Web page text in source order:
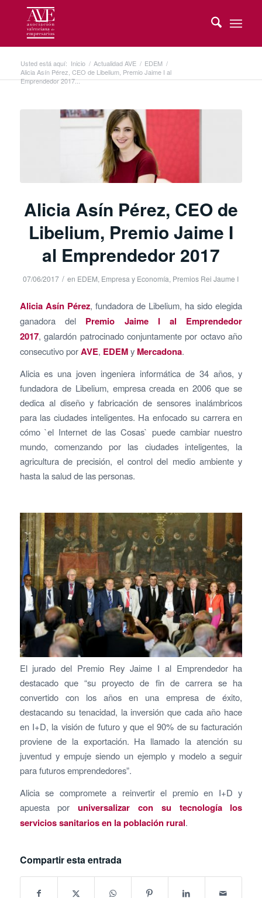
Usted está aquí: Inicio / Actualidad AVE / EDEM /
Alicia Asín Pérez, CEO de Libelium, Premio Jaime I al
Emprendedor 2017...
Alicia Asín Pérez, CEO de
Libelium, Premio Jaime I
al Emprendedor 2017
07/06/2017 / en EDEM, Empresa y Economía, Premios Rei Jaume I
Alicia Asín Pérez, fundadora de Libelium, ha sido elegida
ganadora del Premio Jaime I al Emprendedor
2017, galardón patrocinado conjuntamente por octavo año
consecutivo porAVE, EDEMy Mercadona.
Alicia es una joven ingeniera informática de 34 años, y
fundadora de Libelium, empresa creada en 2006 que se
dedica al diseño y fabricación de sensores inalámbricos
para las ciudades inteligentes. Ha enfocado su carrera en
cómo `el Internet de las Cosas` puede cambiar nuestro
mundo, comenzando por las ciudades inteligentes, la
agricultura de precisión, el control del medio ambiente y
hasta la salud de las personas.
El jurado del Premio Rey Jaime I al Emprendedor ha
destacado que “su proyecto de fin de carrera se ha
convertido con los años en una empresa de éxito,
destacando su tenacidad, la inversión que cada año hace
en I+D, la visión de futuro y que el 90% de su facturación
proviene de la exportación. Ha llamado la atención su
juventud y empuje siendo un ejemplo y modelo a seguir
para futuros emprendedores”.
Alicia se compromete a reinvertir el premio en I+D y
apuesta poruniversalizar con su tecnología los
servicios sanitarios en la población rural.
Compartir esta entrada